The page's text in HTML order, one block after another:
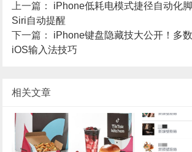
上一篇： iPhone低耗电模式捷径自动化
Siri自动提醒
下一篇： iPhone键盘隐藏技大公开！多
iOS输入法技巧
相关文章